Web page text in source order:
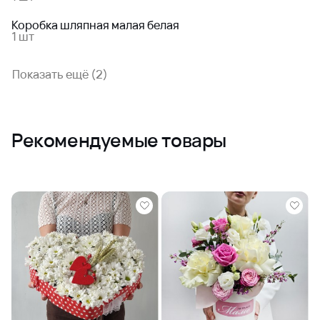
Коробка шляпная малая белая
1 шт
Показать ещё (2)
Рекомендуемые товары